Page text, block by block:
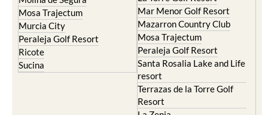
Mosa Trajectum
Murcia City
Peraleja Golf Resort
Ricote
Sucina
Mar Menor Golf Resort
Mazarron Country Club
Mosa Trajectum
Peraleja Golf Resort
Santa Rosalia Lake and Life
resort
Terrazas de la Torre Golf
Resort